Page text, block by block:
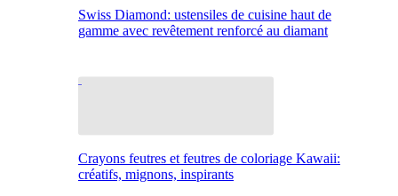
Swiss Diamond: ustensiles de cuisine haut de
gamme avec revêtement renforcé au diamant
Crayons feutres et feutres de coloriage Kawaii:
créatifs, mignons, inspirants